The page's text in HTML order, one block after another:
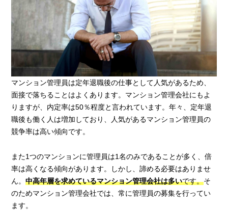
マンション管理員は定年退職後の仕事として人気があるため、
面接で落ちることはよくあります。マンション管理会社にもよ
りますが、内定率は50％程度と言われています。年々、定年退
職後も働く人は増加しており、人気があるマンション管理員の
競争率は高い傾向です。
また1つのマンションに管理員は1名のみであることが多く、倍
率は高くなる傾向があります。しかし、諦める必要はありませ
ん。中高年層を求めているマンション管理会社は多いです。そ
のためマンション管理会社では、常に管理員の募集を行ってい
ます。